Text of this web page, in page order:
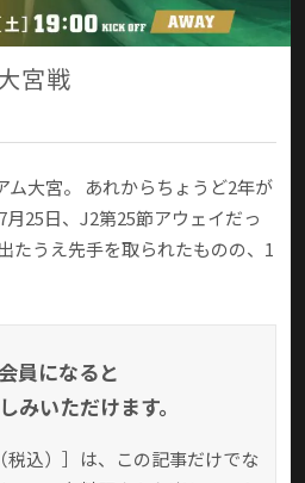
宮戦
ム大宮。 あれからちょうど2年が
25日、J2第25節アウェイだっ
たうえ先手を取られたものの、1
員になると
みいただけます。
税込）］は、この記事だけでな